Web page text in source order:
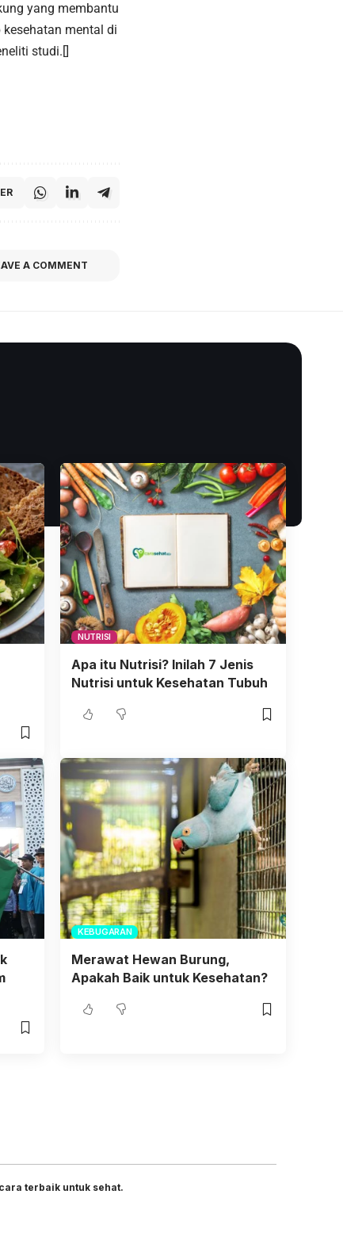
yang membantu
mental di
studi.[]
A COMMENT
NUTRISI
Apa itu Nutrisi? Inilah 7 Jenis
Nutrisi untuk Kesehatan Tubuh
KEBUGARAN
Merawat Hewan Burung,
Apakah Baik untuk Kesehatan?
terbaik untuk sehat.